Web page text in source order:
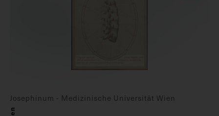
Josephinum - Medizinische Universität Wien